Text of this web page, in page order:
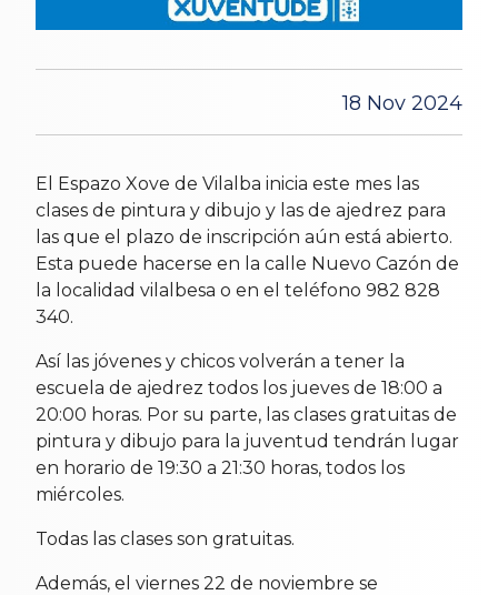
18 Nov 2024
El Espazo Xove de Vilalba inicia este mes las
clases de pintura y dibujo y las de ajedrez para
las que el plazo de inscripción aún está abierto.
Esta puede hacerse en la calle Nuevo Cazón de
la localidad vilalbesa o en el teléfono 982 828
340.
Así las jóvenes y chicos volverán a tener la
escuela de ajedrez todos los jueves de 18:00 a
20:00 horas. Por su parte, las clases gratuitas de
pintura y dibujo para la juventud tendrán lugar
en horario de 19:30 a 21:30 horas, todos los
miércoles.
Todas las clases son gratuitas.
Además, el viernes 22 de noviembre se